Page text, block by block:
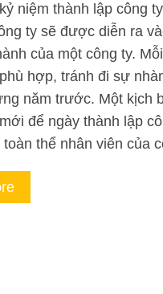
niệm thành lập công
ty sẽ được diễn ra
của một công ty.
hợp, tránh đi sự
năm trước. Một kịch
để ngày thành lập
thể nhân viên của